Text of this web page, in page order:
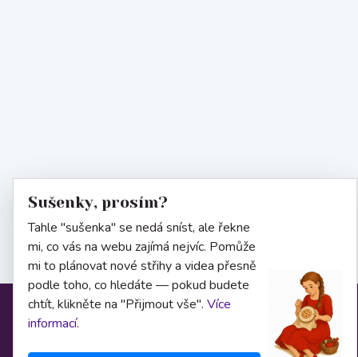
Sušenky, prosím?
Tahle "sušenka" se nedá sníst, ale řekne
mi, co vás na webu zajímá nejvíc. Pomůže
mi to plánovat nové střihy a videa přesně
podle toho, co hledáte — pokud budete
chtít, klikněte na "Přijmout vše". Více
informací.